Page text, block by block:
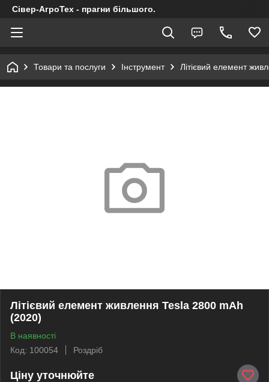
Сівер-АгроТех - прагни більшого.
Товари та послуги Інструмент Літієвий елемент
Літієвий елемент живлення Tesla 2800 mAh
(2020)
В наявності
Код: 100054
Роздріб
Ціну уточнюйте